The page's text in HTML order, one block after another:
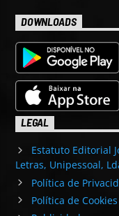
DOWNLOADS
LEGAL
Estatuto Editorial
Letras, Unipessoal,
Política de
Política de Cookies